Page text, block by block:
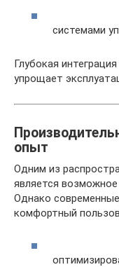
системами
Глубокая
упрощает
опыт
Одним из
является
Однако
комфортный